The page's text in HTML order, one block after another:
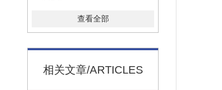
查看全部
相关文章/ARTICLES